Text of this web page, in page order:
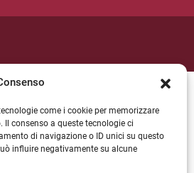
come i cookie per memorizzare
consenso a queste tecnologie ci
di navigazione o ID unici su questo
influire negativamente su alcune